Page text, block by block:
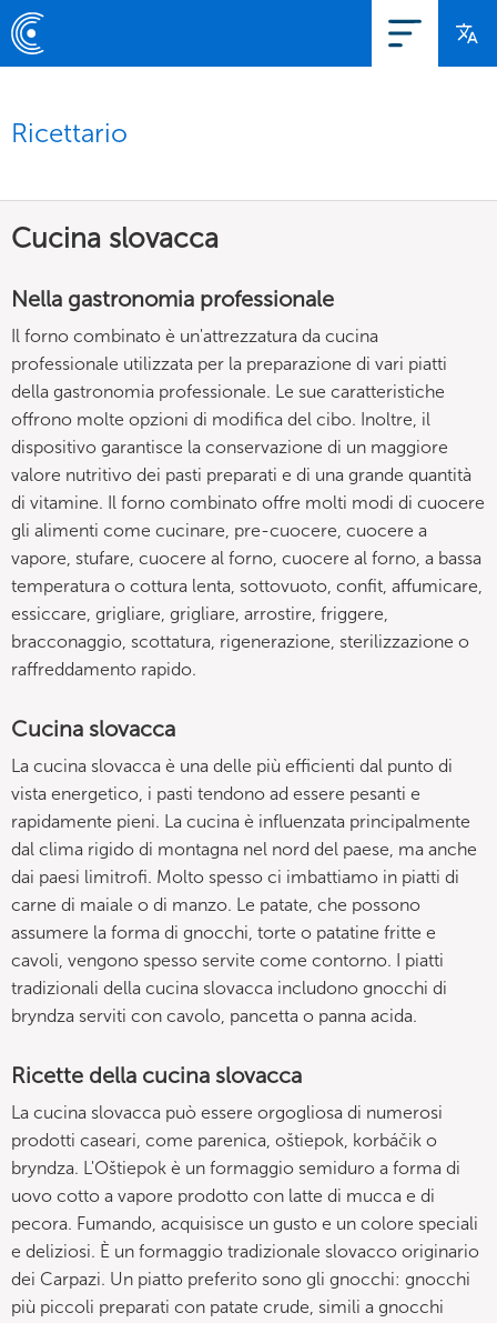
Ricettario
Cucina slovacca
Nella gastronomia professionale
Il forno combinato è un'attrezzatura da cucina
professionale utilizzata per la preparazione di vari piatti
della gastronomia professionale. Le sue caratteristiche
offrono molte opzioni di modifica del cibo. Inoltre, il
dispositivo garantisce la conservazione di un maggiore
valore nutritivo dei pasti preparati e di una grande quantità
di vitamine. Il forno combinato offre molti modi di cuocere
gli alimenti come cucinare, pre-cuocere, cuocere a
vapore, stufare, cuocere al forno, cuocere al forno, a bassa
temperatura o cottura lenta, sottovuoto, confit, affumicare,
essiccare, grigliare, grigliare, arrostire, friggere,
bracconaggio, scottatura, rigenerazione, sterilizzazione o
raffreddamento rapido.
Cucina slovacca
La cucina slovacca è una delle più efficienti dal punto di
vista energetico, i pasti tendono ad essere pesanti e
rapidamente pieni. La cucina è influenzata principalmente
dal clima rigido di montagna nel nord del paese, ma anche
dai paesi limitrofi. Molto spesso ci imbattiamo in piatti di
carne di maiale o di manzo. Le patate, che possono
assumere la forma di gnocchi, torte o patatine fritte e
cavoli, vengono spesso servite come contorno. I piatti
tradizionali della cucina slovacca includono gnocchi di
bryndza serviti con cavolo, pancetta o panna acida.
Ricette della cucina slovacca
La cucina slovacca può essere orgogliosa di numerosi
prodotti caseari, come parenica, oštiepok, korbáčik o
bryndza. L'Oštiepok è un formaggio semiduro a forma di
uovo cotto a vapore prodotto con latte di mucca e di
pecora. Fumando, acquisisce un gusto e un colore speciali
e deliziosi. È un formaggio tradizionale slovacco originario
dei Carpazi. Un piatto preferito sono gli gnocchi: gnocchi
più piccoli preparati con patate crude, simili a gnocchi